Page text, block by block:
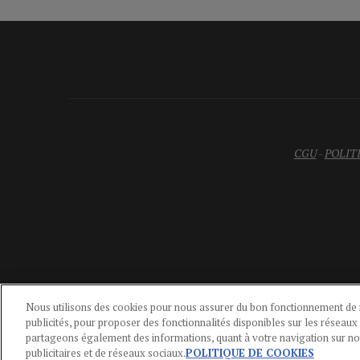
CGU-
Nous utilisons des cookies pour nous assurer du bon fonctionnement
publicités, pour proposer des fonctionnalités disponibles sur les
partageons également des informations, quant à votre navigation sur
publicitaires et de réseaux sociaux.POLITIQUE DE COOKIES